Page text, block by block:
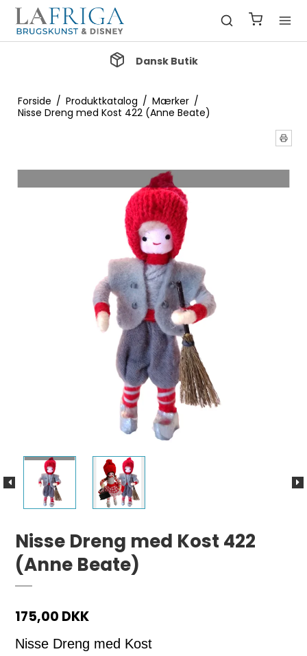
Gratis Fragt ved køb over 1000 kr.
Forside / Produktkatalog / Mærker /
Nisse Dreng med Kost 422 (Anne Beate)
Nisse Dreng med Kost 422
(Anne Beate)
175,00 DKK
Nisse Dreng med Kost